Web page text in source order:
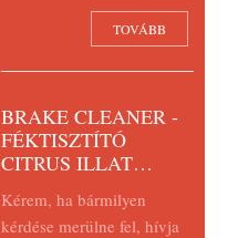
TOVÁBB
BRAKE CLEANER -
FÉKTISZTÍTÓ
CITRUS ILLAT…
Kérem, ha bármilyen
kérdése merülne fel, hívja